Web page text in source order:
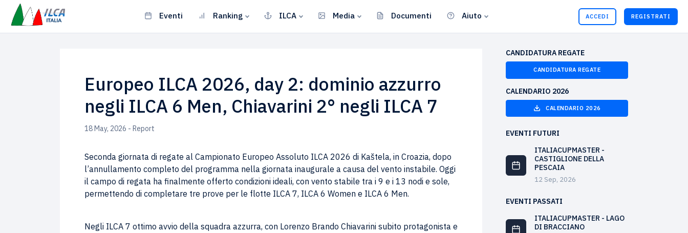
Eventi Ranking ILCA Media Documenti Aiuto ACCEDI REGISTRATI
Europeo ILCA 2026, day 2: dominio azzurro
negli ILCA 6 Men, Chiavarini 2° negli ILCA 7
18 May, 2026 - Report
Seconda giornata di regate al Campionato Europeo Assoluto ILCA 2026 di Kaštela, in Croazia, dopo
l’annullamento completo del programma nella giornata inaugurale a causa del vento instabile. Oggi
il campo di regata ha finalmente offerto condizioni ideali, con vento stabile tra i 9 e i 13 nodi e sole,
permettendo di completare tre prove per le flotte ILCA 7, ILCA 6 Women e ILCA 6 Men.
Negli ILCA 7 ottimo avvio della squadra azzurra, con Lorenzo Brando Chiavarini subito protagonista e
CANDIDATURA REGATE
CANDIDATURA REGATE
CALENDARIO 2026
CALENDARIO 2026
EVENTI FUTURI
ITALIACUPMASTER -
CASTIGLIONE DELLA
PESCAIA
12 Sep, 2026
EVENTI PASSATI
ITALIACUPMASTER - LAGO
DI BRACCIANO